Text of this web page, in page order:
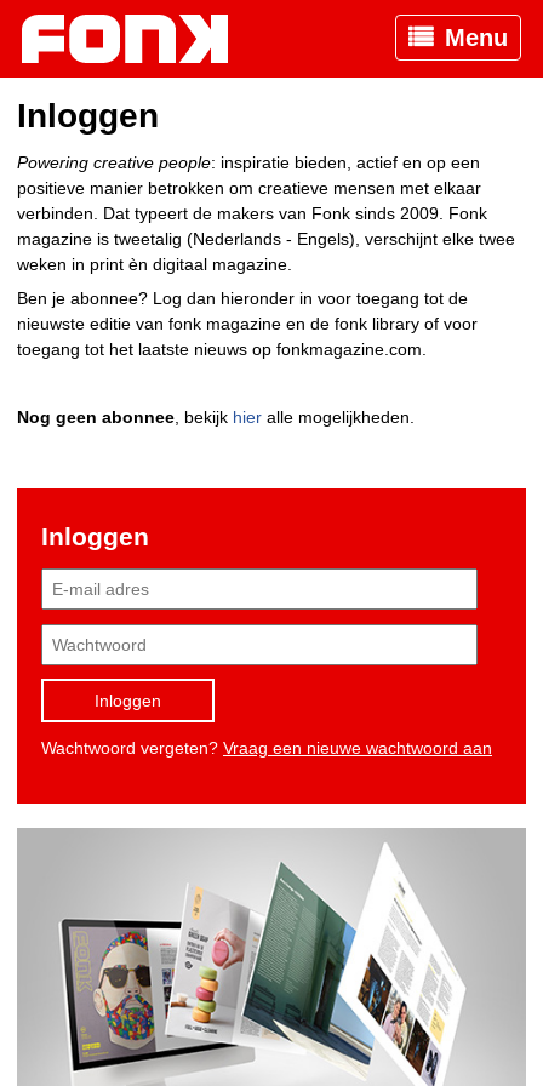
Menu
Inloggen
Powering creative people: inspiratie bieden, actief en op een
positieve manier betrokken om creatieve mensen met elkaar
verbinden. Dat typeert de makers van Fonk sinds 2009. Fonk
magazine is tweetalig (Nederlands - Engels), verschijnt elke twee
weken in print èn digitaal magazine.
Ben je abonnee? Log dan hieronder in voor toegang tot de
nieuwste editie van fonk magazine en de fonk library of voor
toegang tot het laatste nieuws op fonkmagazine.com.
Nog geen abonnee , bekijk hier alle mogelijkheden.
Inloggen
Inloggen
Wachtwoord vergeten? Vraag een nieuwe wachtwoord aan